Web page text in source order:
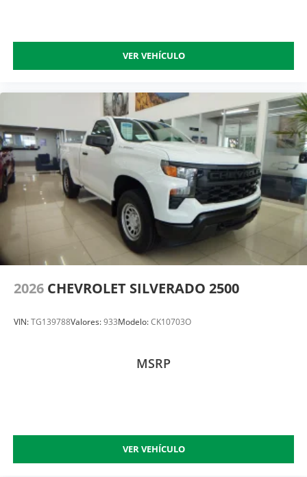
VER VEHÍCULO
2026 CHEVROLET SILVERADO 2500
VIN:TG139788Valores:933Modelo:CK10703O
MSRP
VER VEHÍCULO